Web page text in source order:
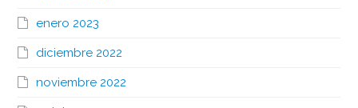
enero 2023
diciembre 2022
noviembre 2022